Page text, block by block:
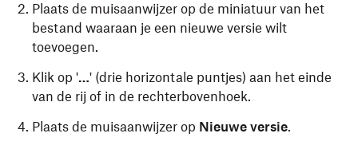
Plaats de muisaanwijzer op de miniatuur van het
bestand waaraan je een nieuwe versie wilt
toevoegen.
Klik op '…' (drie horizontale puntjes) aan het einde
van de rij of in de rechterbovenhoek.
Plaats de muisaanwijzer op Nieuwe versie.